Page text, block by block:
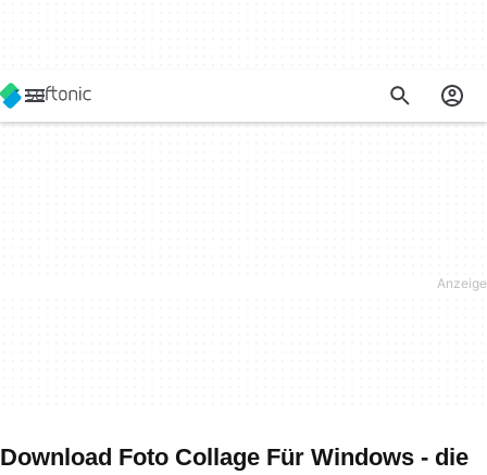
Download Foto Collage Für Windows - die